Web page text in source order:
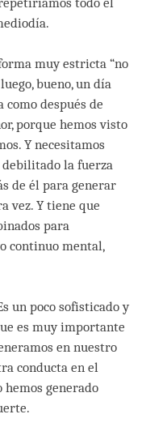
muy estricta “no
bueno, un día
como después de
porque hemos visto
Y necesitamos
debilitado la fuerza
de él para generar
vez. Y tiene que
para
continuo mental,
un poco sofisticado y
es muy importante
en nuestro
conducta en el
generado